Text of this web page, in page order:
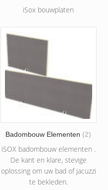
iSox bouwplaten
Badombouw Elementen (2)
iSOX badombouw elementen .
De kant en klare, stevige
oplossing om uw bad of jacuzzi
te bekleden.